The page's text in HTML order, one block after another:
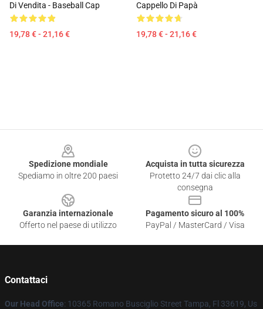
Di Vendita - Baseball Cap
19,78 € - 21,16 €
Cappello Di Papà
19,78 € - 21,16 €
Spedizione mondiale
Spediamo in oltre 200 paesi
Acquista in tutta sicurezza
Protetto 24/7 dai clic alla
consegna
Garanzia internazionale
Offerto nel paese di utilizzo
Pagamento sicuro al 100%
PayPal / MasterCard / Visa
Contattaci
Our Head Office: 10365 Romano Busciglio Street Tampa, Fl 33619, Us